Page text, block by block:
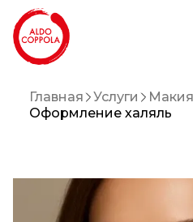
Главная Услуги
Оформление халяль